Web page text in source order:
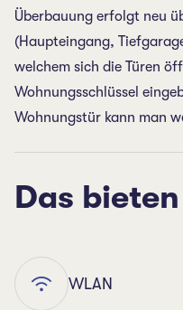
Überbauung erfolgt neu
(Haupteingang,
welchem sich die Türen
Wohnungsschlüssel
Wohnungstür kann man
Das
WLAN